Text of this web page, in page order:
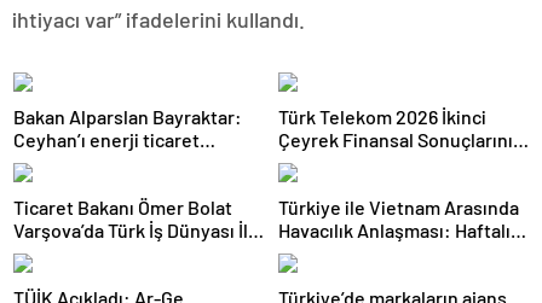
ihtiyacı var” ifadelerini kullandı.
Bakan Alparslan Bayraktar:
Ceyhan’ı enerji ticaret
merkezi yapacağız
Türk Telekom 2026 İkinci
Çeyrek Finansal Sonuçlarını
Açıkladı: Yarı Yıl Geliri 142
Milyar TL’yi Aştı
Ticaret Bakanı Ömer Bolat
Varşova’da Türk İş Dünyası İle
Buluştu: Ticaret Hacmi 12,5
Milyar Dolara Ulaştı
Türkiye ile Vietnam Arasında
Havacılık Anlaşması: Haftalık
Sefer Sayısı 42’ye Yükseldi
TÜİK Açıkladı: Ar-Ge
Türkiye’de markaların ajans